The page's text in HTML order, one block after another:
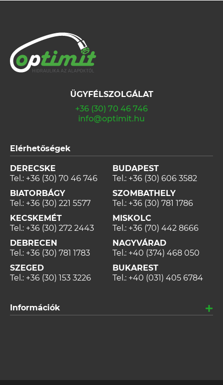
ÜGYFÉLSZOLGÁLAT
+36 (30) 70 46 746
info@optimit.hu
Elérhetőségek
DERECSKE
Tel.: +36 (30) 70 46 746
BIATORBÁGY
Tel.: +36 (30) 221 5577
KECSKEMÉT
Tel.: +36 (30) 272 2443
DEBRECEN
Tel.: +36 (30) 781 1783
SZEGED
Tel.: +36 (30) 153 3226
BUDAPEST
Tel.: +36 (30) 606 3582
SZOMBATHELY
Tel.: +36 (30) 781 1786
MISKOLC
Tel.: +36 (70) 442 8666
NAGYVÁRAD
Tel.: +40 (374) 468 050
BUKAREST
Tel.: +40 (031) 405 6784
Információk